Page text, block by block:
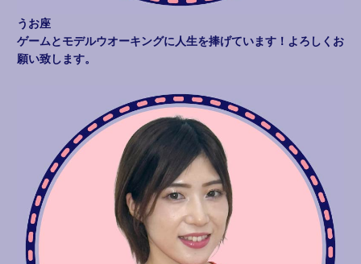
うお座
ゲームとモデルウオーキングに人生を捧げています！よろしくお
願い致します。